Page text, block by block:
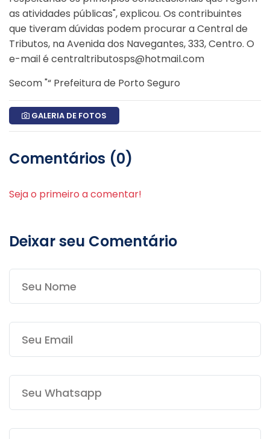
as atividades públicas", explicou. Os contribuintes
que tiveram dúvidas podem procurar a Central de
Tributos, na Avenida dos Navegantes, 333, Centro. O
e-mail é centraltributosps@hotmail.com
Secom "“ Prefeitura de Porto Seguro
GALERIA DE FOTOS
Comentários (0)
Seja o primeiro a comentar!
Deixar seu Comentário